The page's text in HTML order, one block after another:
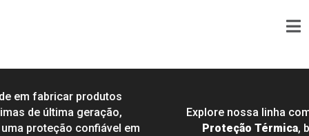
Explore nossa linha completa de Equipamentos de
Proteção Térmica
, beneficiando-se de total